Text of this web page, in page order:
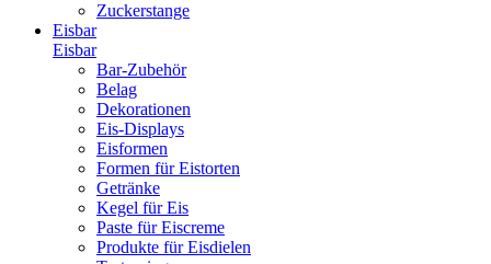
Zuckerstange
Eisbar
Eisbar
Bar-Zubehör
Belag
Dekorationen
Eis-Displays
Eisformen
Formen für Eistorten
Getränke
Kegel für Eis
Paste für Eiscreme
Produkte für Eisdielen